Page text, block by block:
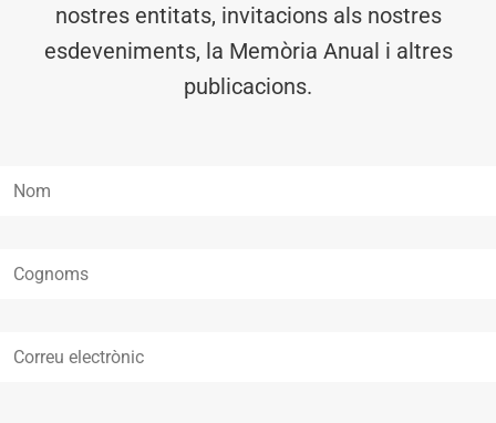
nostres entitats, invitacions als nostres
esdeveniments, la Memòria Anual i altres
publicacions.